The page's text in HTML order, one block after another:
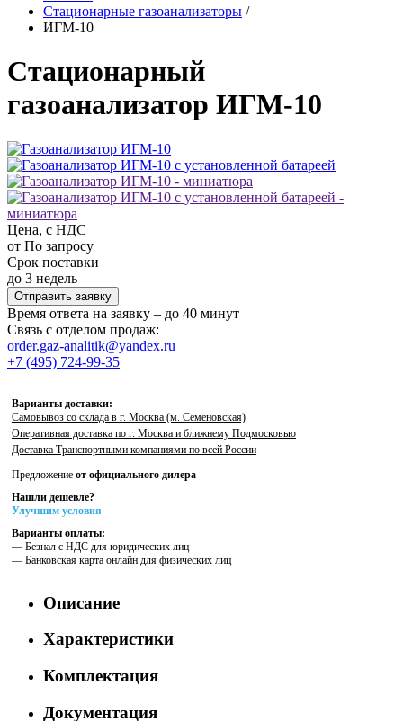
Стационарные газоанализаторы /
ИГМ-10
Стационарный
газоанализатор ИГМ-10
Цена, с НДС
от По запросу
Срок поставки
до 3 недель
Отправить заявку
Время ответа на заявку – до 40 минут
Связь с отделом продаж:
order.gaz-analitik@yandex.ru
+7 (495) 724-99-35
Варианты доставки:
Самовывоз со склада в г. Москва (м. Семёновская)
Оперативная доставка по г. Москва и ближнему Подмосковью
Доставка Транспортными компаниями по всей России
Предложение от официального дилера
Нашли дешевле?
Улучшим условия
Варианты оплаты:
— Безнал с НДС для юридических лиц
— Банковская карта онлайн для физических лиц
Описание
Характеристики
Комплектация
Документация